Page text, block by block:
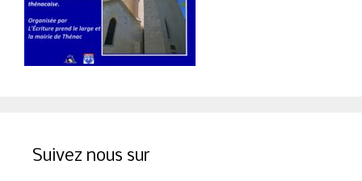
Suivez nous sur